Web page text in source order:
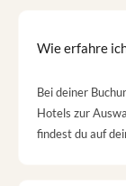
Wie erfahre
Bei deiner
Hotels zur
findest du auf